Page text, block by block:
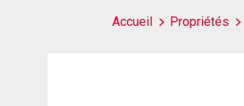
Accueil Propriétés